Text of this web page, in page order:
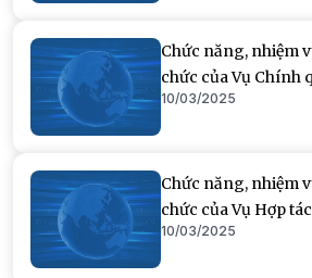
Chức năng, nhiệm
chức của Vụ Chính
10/03/2025
Chức năng, nhiệm
chức của Vụ Hợp
10/03/2025